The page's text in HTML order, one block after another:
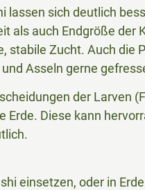
lassen sich deutlich
als auch Endgröße der
stabile Zucht. Auch die
Asseln gerne
der Larven
Erde. Diese kann
einsetzen, oder in